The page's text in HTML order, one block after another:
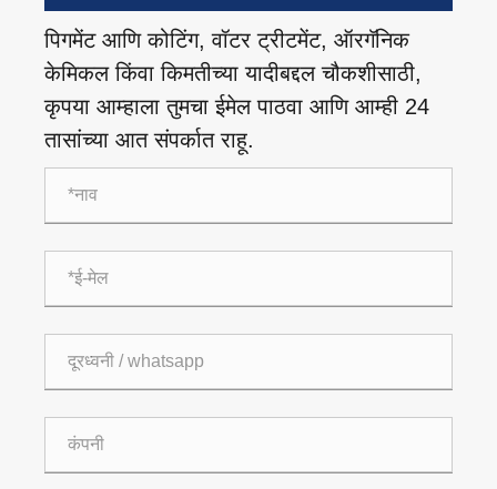
पिगमेंट आणि कोटिंग, वॉटर ट्रीटमेंट, ऑरगॅनिक
केमिकल किंवा किमतीच्या यादीबद्दल चौकशीसाठी,
कृपया आम्हाला तुमचा ईमेल पाठवा आणि आम्ही 24
तासांच्या आत संपर्कात राहू.